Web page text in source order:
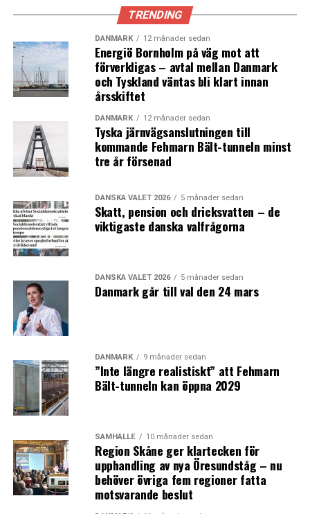
procent av rösterna på nationellt plan.
Tillsammans med Socialistisk Folkeparti och Radikale
Venstre får de fyra partierna 50 procent av rösterna.
– Det är 50 procent till de partier som säger nej till en
hamntunnel och nej till att bygga Amager Fælled. Det är
trams att säga att det är min förtjänst, för det är det
inte. I stället är det de partierna som står upp och säger
att de vill ha träd, Amager Fælled, ingen hamntunnel
och cykler istället för bilar, som vinner, säger Morten
Kabell (EL) borgmästare för teknik och miljö i
Köpenhamn. (News Øresund – Thea Wiborg)
Opinionsmätning
Kommunalvalet i Köpenhamn: procent (resultat
Socialdemokratiet: 22,7 (27,8)
Enhedslisten: 22,0 (19,5)
Alternativet: 10,2 (-)
Radikale Venstre: 9,5 (11,2)
Socialistisk Folkeparti: 8,3 (10,0)
Venstre: 11,1 (11,4)
Konservative Folkeparti: 5,3 (5,0)
Liberal Alliance: 3,5 (3,8)
Dansk Folkeparti: 5,2 (7,4)
Kristendemokraterne: 1,0 (0,3)
Nye Borgerlige: 0,9 (-)
Andre partier: 0,3
TRENDING
DANMARK 12 månader sedan
Energiö Bornholm på väg mot att
förverkligas – avtal mellan Danmark
och Tyskland väntas bli klart innan
årsskiftet
DANMARK 12 månader sedan
Tyska järnvägsanslutningen till
kommande Fehmarn Bält-tunneln minst
tre år försenad
DANSKA VALET 2026 5 månader sedan
Skatt, pension och dricksvatten – de
viktigaste danska valfrågorna
DANSKA VALET 2026 5 månader sedan
Danmark går till val den 24 mars
DANMARK 9 månader sedan
”Inte längre realistiskt” att Fehmarn
Bält-tunneln kan öppna 2029
SAMHÄLLE 10 månader sedan
Region Skåne ger klartecken för
upphandling av nya Öresundståg – nu
behöver övriga fem regioner fatta
motsvarande beslut